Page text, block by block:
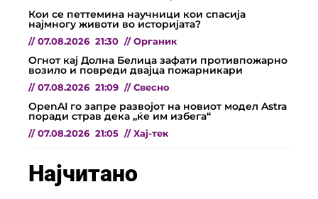
Кои се петтемина научници кои спасија
најмногу животи во историјата?
// 07.08.2026 21:30 // Органик
Огнот кај Долна Белица зафати противпожарно
возило и повреди двајца пожарникари
// 07.08.2026 21:09 // Свесно
OpenAI го запре развојот на новиот модел Astra
поради страв дека „ќе им избега“
// 07.08.2026 21:05 // Хај-тек
Најчитано